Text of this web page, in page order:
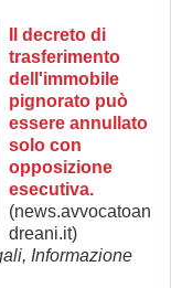
Il decreto di
trasferimento
dell'immobile
pignorato può
essere annullato
solo con
opposizione
esecutiva.
(news.avvocatoan
dreani.it)
Informazione